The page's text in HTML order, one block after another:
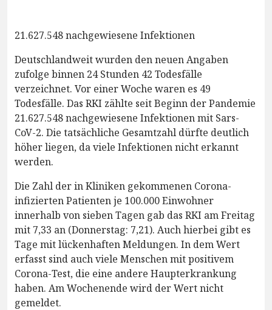
21.627.548 nachgewiesene Infektionen
Deutschlandweit wurden den neuen Angaben
zufolge binnen 24 Stunden 42 Todesfälle
verzeichnet. Vor einer Woche waren es 49
Todesfälle. Das RKI zählte seit Beginn der Pandemie
21.627.548 nachgewiesene Infektionen mit Sars-
CoV-2. Die tatsächliche Gesamtzahl dürfte deutlich
höher liegen, da viele Infektionen nicht erkannt
werden.
Die Zahl der in Kliniken gekommenen Corona-
infizierten Patienten je 100.000 Einwohner
innerhalb von sieben Tagen gab das RKI am Freitag
mit 7,33 an (Donnerstag: 7,21). Auch hierbei gibt es
Tage mit lückenhaften Meldungen. In dem Wert
erfasst sind auch viele Menschen mit positivem
Corona-Test, die eine andere Haupterkrankung
haben. Am Wochenende wird der Wert nicht
gemeldet.